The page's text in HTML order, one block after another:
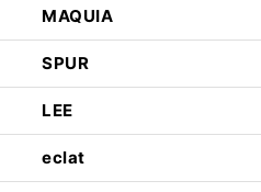
MAQUIA
SPUR
LEE
eclat